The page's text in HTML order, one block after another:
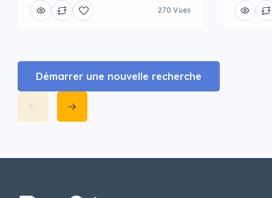
270 Vues
Démarrer une nouvelle recherche